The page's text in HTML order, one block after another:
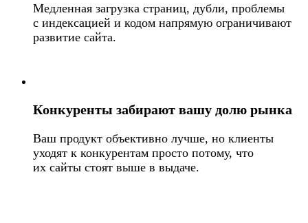
Медленная загрузка страниц, дубли, проблемы
с индексацией и кодом напрямую ограничивают
развитие сайта.
Конкуренты забирают вашу долю рынка
Ваш продукт объективно лучше, но клиенты
уходят к конкурентам просто потому, что
их сайты стоят выше в выдаче.